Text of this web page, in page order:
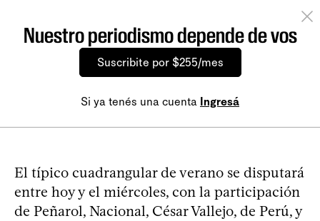
Nuestro periodismo depende de vos
Suscribite por $255/mes
Si ya tenés una cuenta Ingresá
El típico cuadrangular de verano se disputará
entre hoy y el miércoles, con la participación
de Peñarol, Nacional, César Vallejo, de Perú, y